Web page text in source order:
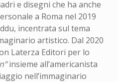
e disegni che ha anche
a Roma nel 2019
incentrata sul tema
artistico. Dal 2020
Laterza Editori per lo
insieme all’americanista
nell’immaginario